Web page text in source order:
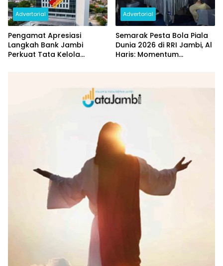
Advertorial
Pengamat Apresiasi
Langkah Bank Jambi
Perkuat Tata Kelola
Advertorial
Semarak Pesta Bola Piala
Dunia 2026 di RRI Jambi, Al
Haris: Momentum